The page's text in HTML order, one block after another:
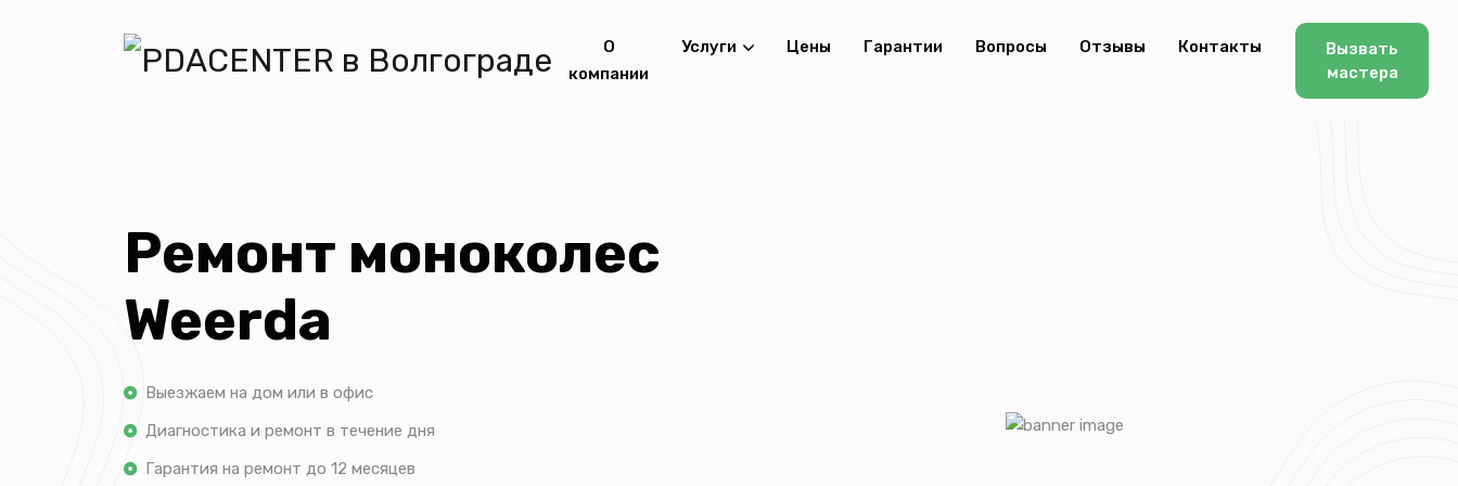
О
компании
Услуги Цены Гарантии Вопросы Отзывы Контакты
Вызвать
мастера
Ремонт моноколес
Weerda
Выезжаем на дом или в офис
Диагностика и ремонт в течение дня
Гарантия на ремонт до 12 месяцев